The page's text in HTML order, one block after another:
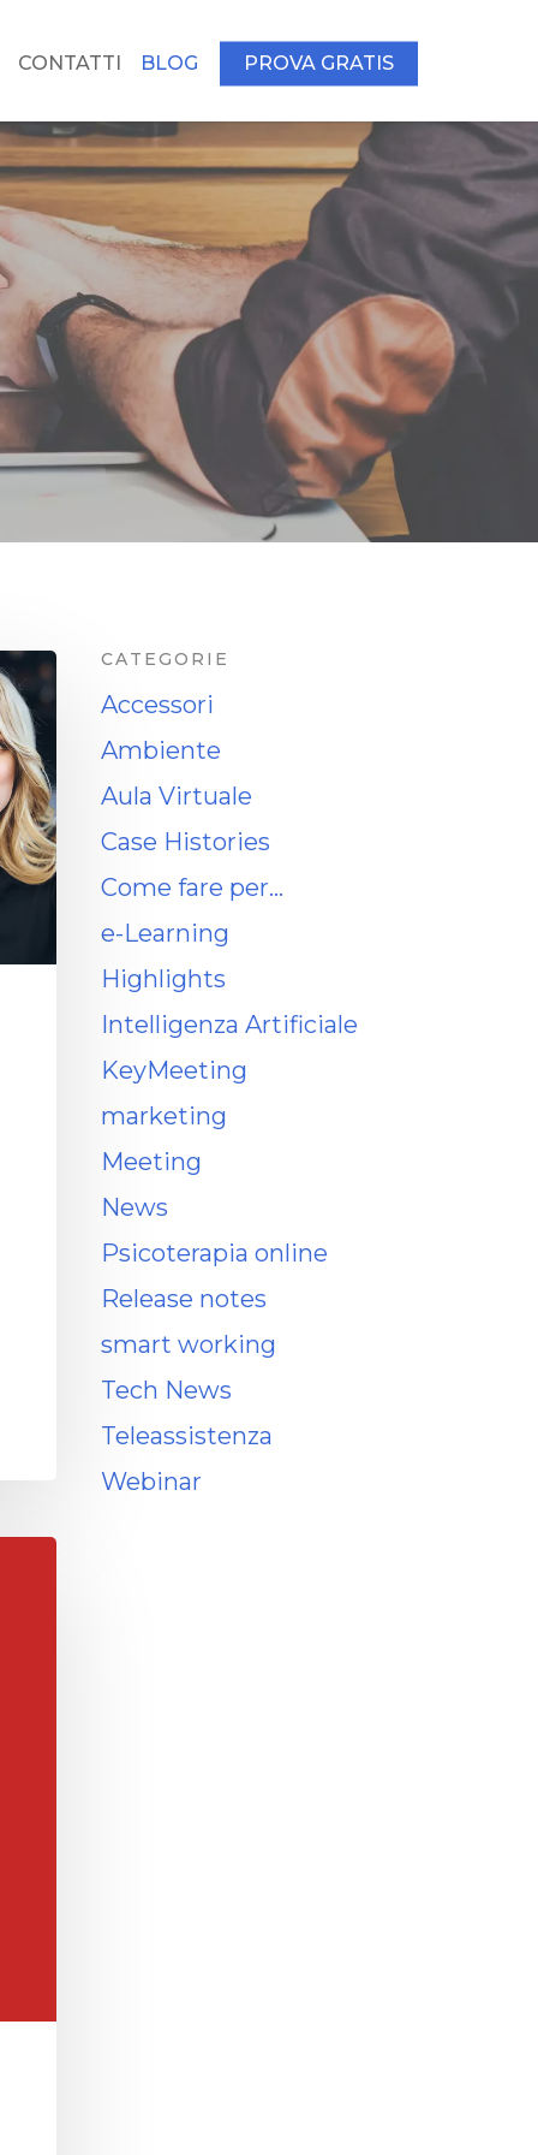
CONTATTI BLOG PROVA GRATIS
CATEGORIE
Accessori
Ambiente
Aula Virtuale
Case Histories
Come fare per…
e-Learning
Highlights
Intelligenza Artificiale
KeyMeeting
marketing
Meeting
News
Psicoterapia online
Release notes
smart working
Tech News
Teleassistenza
Webinar